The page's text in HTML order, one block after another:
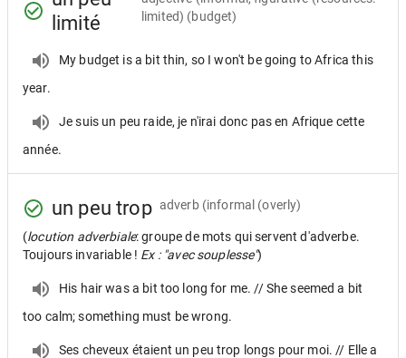
limité
limited) (budget)
My budget is a bit thin, so I won't be going to Africa this
year.
Je suis un peu raide, je n'irai donc pas en Afrique cette
année.
un peu trop adverb (informal (overly)
(locution adverbiale: groupe de mots qui servent d'adverbe.
Toujours invariable ! Ex : "avec souplesse")
His hair was a bit too long for me. // She seemed a bit
too calm; something must be wrong.
Ses cheveux étaient un peu trop longs pour moi. // Elle a